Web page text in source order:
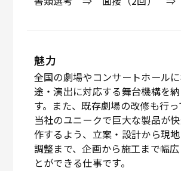
魅力
全国の劇場やコンサートホール
途・演出に対応する舞台機構を
す。また、既存劇場の改修も行っ
当社のユニークで巨大な製品が
作するよう、立案・設計から現
調整まで、企画から施工まで幅
とができる仕事です。